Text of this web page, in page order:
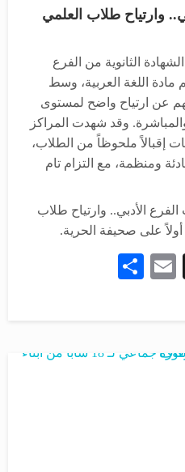
وارتياح طلاب العلمي
الثانوية من الفرع
مادة اللغة العربية، وسط
عن ارتياح واضح لمستوى
وقد شهدت المراكز
إقبالاً ملحوظاً من الطلاب،
ومنظمة، مع التزام تام
الأدبي.. وارتياح طلاب
أولاً على صحيفة الحرية.
Snapchat
Email